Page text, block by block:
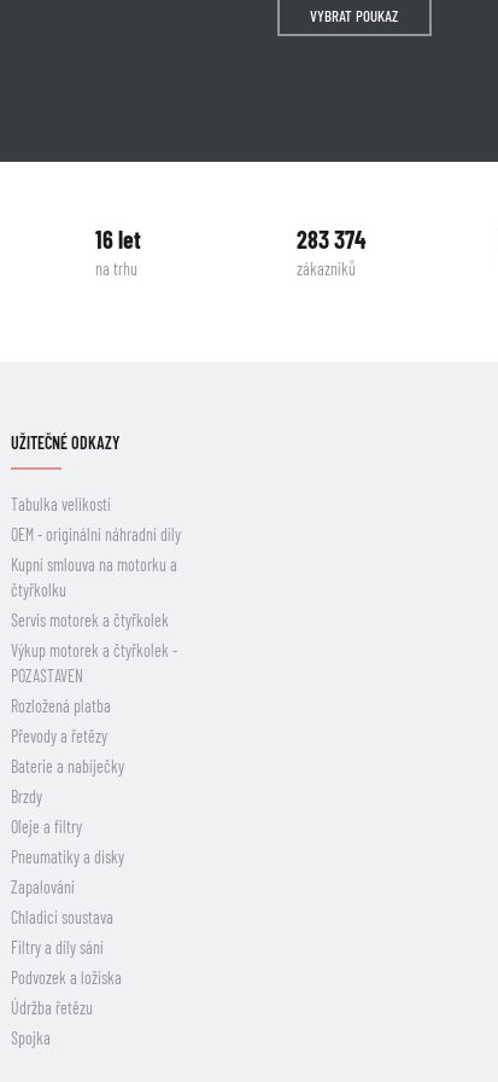
VYBRAT POUKAZ
16 let
na trhu
283 374
zákazníků
UŽITEČNÉ ODKAZY
Tabulka velikostí
OEM - originální náhradní díly
Kupní smlouva na motorku a
čtyřkolku
Servis motorek a čtyřkolek
Výkup motorek a čtyřkolek -
POZASTAVEN
Rozložená platba
Převody a řetězy
Baterie a nabíječky
Brzdy
Oleje a filtry
Pneumatiky a disky
Zapalování
Chladicí soustava
Filtry a díly sání
Podvozek a ložiska
Údržba řetězu
Spojka